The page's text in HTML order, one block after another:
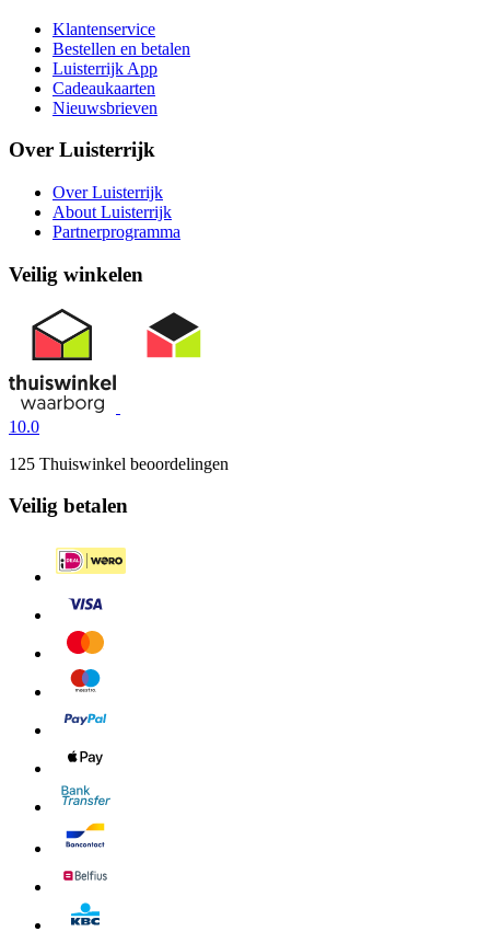
Klantenservice
Bestellen en betalen
Luisterrijk App
Cadeaukaarten
Nieuwsbrieven
Over Luisterrijk
Over Luisterrijk
About Luisterrijk
Partnerprogramma
Veilig winkelen
10.0
125 Thuiswinkel beoordelingen
Veilig betalen